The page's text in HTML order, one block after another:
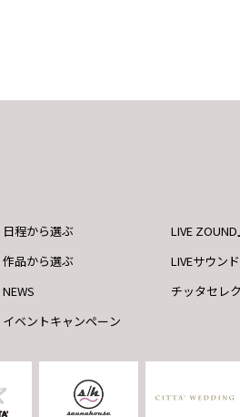
日程から選ぶ
作品から選ぶ
NEWS
イベントキャンペーン
LIVE
LIVEサウン
チッタセレ